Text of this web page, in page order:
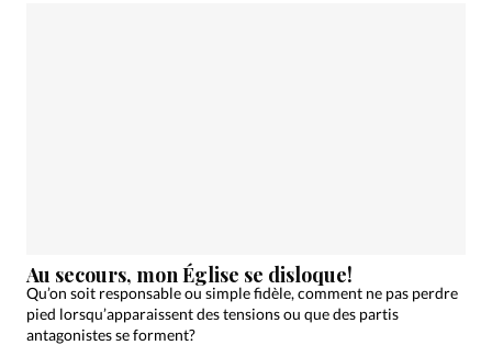
Au secours, mon Église se disloque!
Qu’on soit responsable ou simple fidèle, comment ne pas perdre
pied lorsqu’apparaissent des tensions ou que des partis
antagonistes se forment?